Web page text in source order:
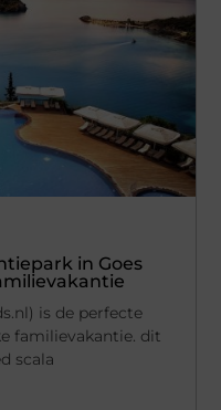
in Goes
is de perfecte
familievakantie. dit
scala